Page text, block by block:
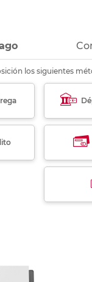
los siguientes